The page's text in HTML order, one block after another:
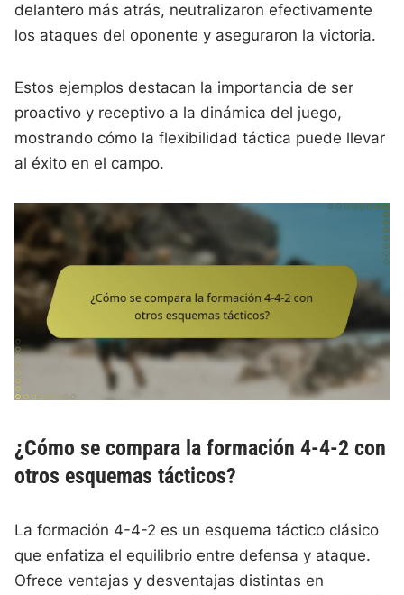
delantero más atrás, neutralizaron efectivamente
los ataques del oponente y aseguraron la victoria.
Estos ejemplos destacan la importancia de ser
proactivo y receptivo a la dinámica del juego,
mostrando cómo la flexibilidad táctica puede llevar
al éxito en el campo.
¿Cómo se compara la formación 4-4-2 con
otros esquemas tácticos?
La formación 4-4-2 es un esquema táctico clásico
que enfatiza el equilibrio entre defensa y ataque.
Ofrece ventajas y desventajas distintas en